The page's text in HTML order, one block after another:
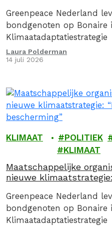
Greenpeace Nederland
bondgenoten op
Klimaatadaptatiestrategie
Laura Polderman
14 juli 2026
KLIMAAT POLITIEK
KLIMAAT
Maatschappelijke
nieuwe
Greenpeace Nederland
bondgenoten op
Klimaatadaptatiestrategie